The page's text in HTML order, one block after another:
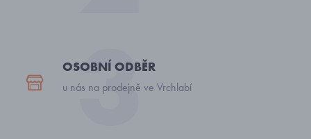
OSOBNÍ ODBĚR
u nás na prodejně ve Vrchlabí